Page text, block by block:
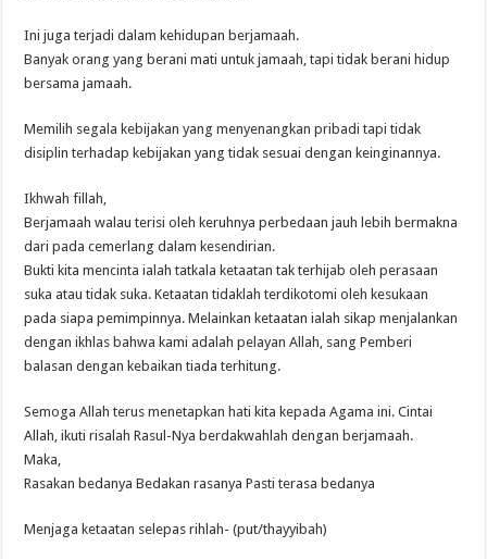
Ini juga terjadi dalam kehidupan berjamaah.
Banyak orang yang berani mati untuk jamaah, tapi tidak berani hidup
bersama jamaah.
Memilih segala kebijakan yang menyenangkan pribadi tapi tidak
disiplin terhadap kebijakan yang tidak sesuai dengan keinginannya.
Ikhwah fillah,
Berjamaah walau terisi oleh keruhnya perbedaan jauh lebih bermakna
dari pada cemerlang dalam kesendirian.
Bukti kita mencinta ialah tatkala ketaatan tak terhijab oleh perasaan
suka atau tidak suka. Ketaatan tidaklah terdikotomi oleh kesukaan
pada siapa pemimpinnya. Melainkan ketaatan ialah sikap menjalankan
dengan ikhlas bahwa kami adalah pelayan Allah, sang Pemberi
balasan dengan kebaikan tiada terhitung.
Semoga Allah terus menetapkan hati kita kepada Agama ini. Cintai
Allah, ikuti risalah Rasul-Nya berdakwahlah dengan berjamaah.
Maka,
Rasakan bedanya Bedakan rasanya Pasti terasa bedanya
Menjaga ketaatan selepas rihlah- (put/thayyibah)